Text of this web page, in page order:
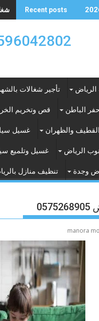
Recent posts
0596042802 تأجير العماله المنزليه بالساعه
الرياض تأجير شغالات
الباطن قص وتخريم
والظهران غسيل
الرياض غسيل وتلميع
وجدة تنظيف منازل
manora